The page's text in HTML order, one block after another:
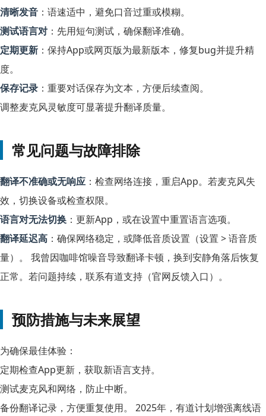
清晰发音 ：语速适中，避免口音过重或模糊。
测试语言对 ：先用短句测试，确保翻译准确。
定期更新 ：保持App或网页版为最新版本，修复bug并提升精
度。
保存记录 ：重要对话保存为文本，方便后续查阅。
调整麦克风灵敏度可显著提升翻译质量。
常见问题与故障排除
翻译不准确或无响应 ：检查网络连接，重启App。若麦克风失
效，切换设备或检查权限。
语言对无法切换 ：更新App，或在设置中重置语言选项。
翻译延迟高 ：确保网络稳定，或降低音质设置（设置 > 语音质
量）。 我曾因咖啡馆噪音导致翻译卡顿，换到安静角落后恢复
正常。若问题持续，联系有道支持（官网反馈入口）。
预防措施与未来展望
为确保最佳体验：
定期检查App更新，获取新语言支持。
测试麦克风和网络，防止中断。
备份翻译记录，方便重复使用。 2025年，有道计划增强离线语